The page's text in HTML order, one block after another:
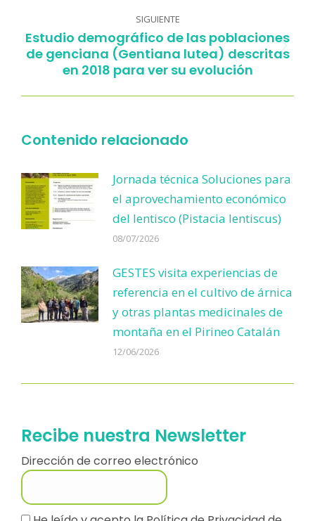
SIGUIENTE
Publicación
siguiente:
Estudio demográfico de las poblaciones
de genciana (Gentiana lutea) descritas
en 2018 para ver su evolución
Contenido relacionado
Jornada técnica Soluciones para
el aprovechamiento económico
del lentisco (Pistacia lentiscus)
08/07/2026
GESTES visita experiencias de
referencia en el cultivo de árnica
y otras plantas medicinales de
montaña en el Pirineo Catalán
12/06/2026
Recibe nuestra Newsletter
Dirección de correo electrónico